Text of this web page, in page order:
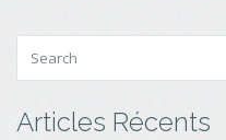
Articles Récents